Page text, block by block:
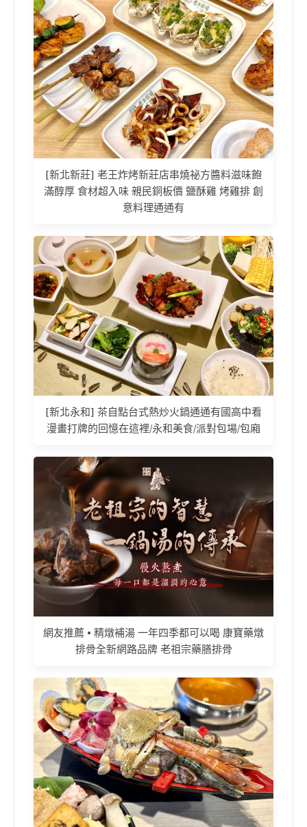
[新北新莊] 老王炸烤新莊店串燒祕方醬料滋味飽
滿醇厚 食材超入味 親民銅板價 鹽酥雞 烤雞排 創
意料理通通有
[新北永和] 茶自點台式熱炒火鍋通通有國高中看
漫畫打牌的回憶在這裡/永和美食/派對包場/包廂
網友推薦 • 精燉補湯 一年四季都可以喝 康寶藥燉
排骨全新網路品牌 老祖宗藥膳排骨